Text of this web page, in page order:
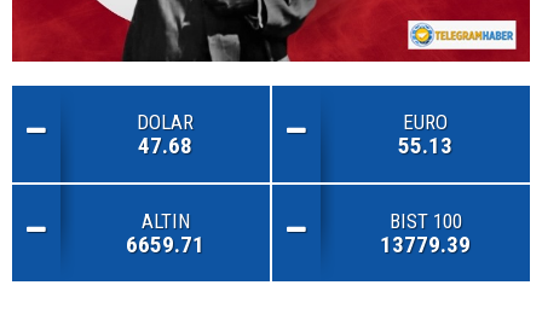
DOLAR
47.68
EURO
55.13
ALTIN
6659.71
BIST 100
13779.39